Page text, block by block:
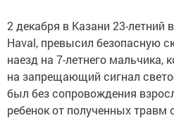
2 декабря в Казани 23-летний
Haval, превысил безопасную
наезд на 7-летнего мальчика,
на запрещающий сигнал
был без сопровождения
ребенок от полученных травм